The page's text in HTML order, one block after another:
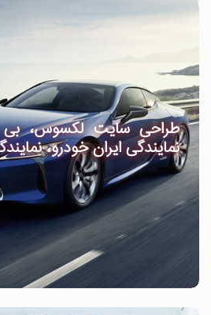
طراحی سایت لکسوس، بی
نمایندگی ایران خودرو،